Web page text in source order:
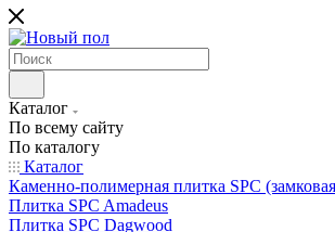
Каталог
По всему сайту
По каталогу
Каталог
Каменно-полимерная плитка SPC
Плитка SPC Amadeus
Плитка SPC Dagwood